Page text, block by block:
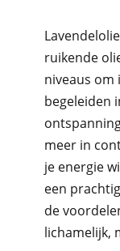
ruikende
niveaus om
begeleiden
meer in
je energie
een
de
lichamelijk,